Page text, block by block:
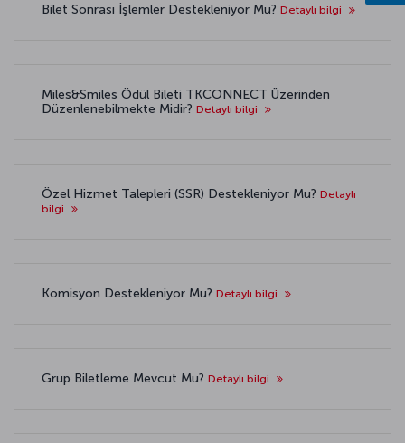
Bilet Sonrası İşlemler Destekleniyor Mu? Detaylı bilgi
Miles&Smiles Ödül Bileti TKCONNECT Üzerinden
Düzenlenebilmekte Midir? Detaylı bilgi
Özel Hizmet Talepleri (SSR) Destekleniyor Mu? Detaylı
bilgi
Komisyon Destekleniyor Mu? Detaylı bilgi
Grup Biletleme Mevcut Mu? Detaylı bilgi